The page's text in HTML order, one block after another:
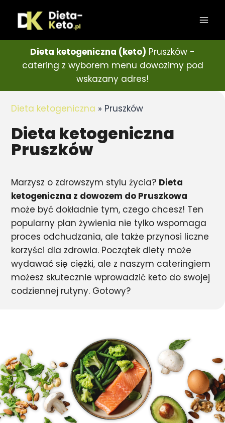
Dieta ketogeniczna (keto) Pruszków -
catering z wyborem menu dowozimy pod
wskazany adres!
Dieta ketogeniczna » Pruszków
Dieta ketogeniczna
Pruszków
Marzysz o zdrowszym stylu życia? Dieta
ketogeniczna z dowozem do Pruszkowa
może być dokładnie tym, czego chcesz! Ten
popularny plan żywienia nie tylko wspomaga
proces odchudzania, ale także przynosi liczne
korzyści dla zdrowia. Początek diety może
wydawać się ciężki, ale z naszym cateringiem
możesz skutecznie wprowadzić keto do swojej
codziennej rutyny. Gotowy?